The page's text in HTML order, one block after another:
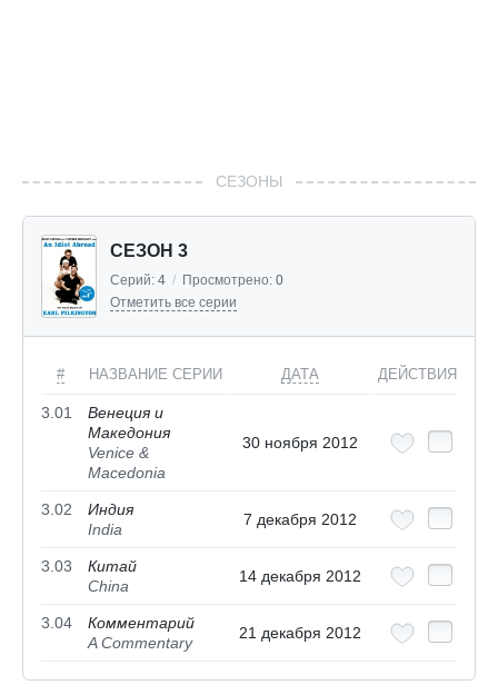
СЕЗОНЫ
СЕЗОН 3
Серий: 4 / Просмотрено: 0
Отметить все серии
# НАЗВАНИЕ СЕРИИ ДАТА ДЕЙСТВИЯ
3.01
Венеция и
Македония
Venice &
Macedonia
30 ноября 2012
3.02
Индия
India
7 декабря 2012
3.03
Китай
China
14 декабря 2012
3.04
Комментарий
A Commentary
21 декабря 2012